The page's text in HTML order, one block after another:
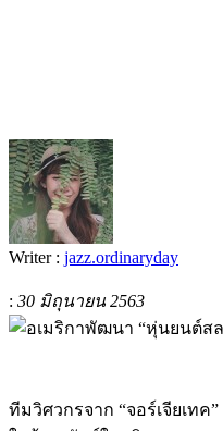
Writer : jazz.ordinaryday
: 30 มิถุนายน 2563
ทีมวิศวกรจาก “จอร์เจียเทค”